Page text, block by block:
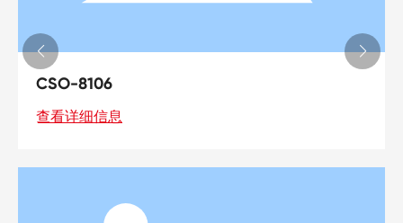
CSO-8114
查看详细信息